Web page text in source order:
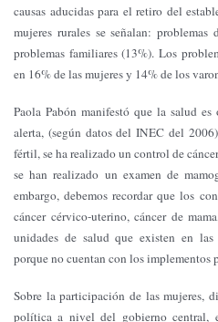
causas aducidas para el retiro del
mujeres rurales se señalan: problemas
problemas familiares (13%). Los
en 16% de las mujeres y 14% de los
Paola Pabón manifestó que la salud
alerta, (según datos del INEC del
fértil, se ha realizado un control de
se han realizado un examen de
embargo, debemos recordar que los
cáncer cérvico-uterino, cáncer de
unidades de salud que existen en las
porque no cuentan con los implementos
Sobre la participación de las mujeres,
política a nivel del gobierno central,